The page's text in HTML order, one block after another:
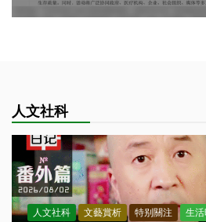
人文社科
人文社科 文藝賞析 特别關注 生